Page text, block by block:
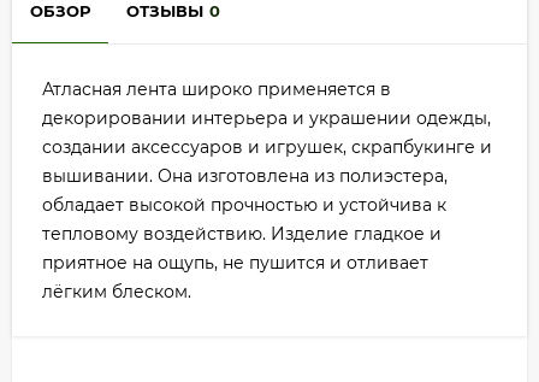
ОБЗОР ОТЗЫВЫ 0
Атласная лента широко применяется в
декорировании интерьера и украшении одежды,
создании аксессуаров и игрушек, скрапбукинге и
вышивании. Она изготовлена из полиэстера,
обладает высокой прочностью и устойчива к
тепловому воздействию. Изделие гладкое и
приятное на ощупь, не пушится и отливает
лёгким блеском.